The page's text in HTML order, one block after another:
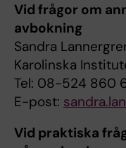
Vid frågor om
avbokning
Sandra
Karolinska
Tel: 08-524 860
E-post:
Vid praktiska